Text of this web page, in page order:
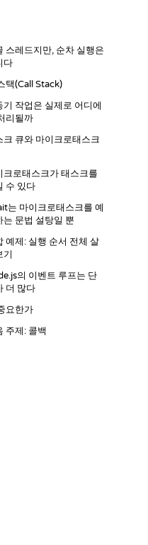
스레드지만, 순차 실행은
다
택(Call Stack)
기 작업은 실제로 어디에
리될까
크 큐와 마이크로태스크
크로태스크가 태스크를
수 있다
는 마이크로태스크를 예
는 문법 설탕일 뿐
예제: 실행 순서 전체 살
기
의 이벤트 루프는 단
더 많다
요한가
주제: 콜백